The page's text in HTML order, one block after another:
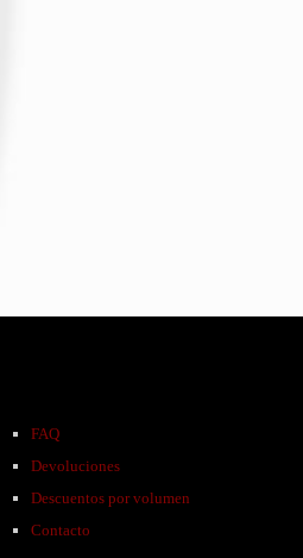
FAQ
Devoluciones
Descuentos por volumen
Contacto